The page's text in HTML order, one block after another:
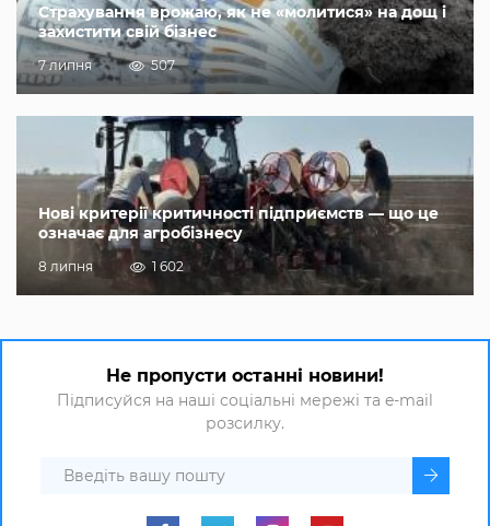
Страхування врожаю, як не «молитися» на дощ і
захистити свій бізнес
7 липня 507
Нові критерії критичності підприємств — що це
означає для агробізнесу
8 липня 1 602
Не пропусти останні новини!
Підписуйся на наші соціальні мережі та e-mail
розсилку.